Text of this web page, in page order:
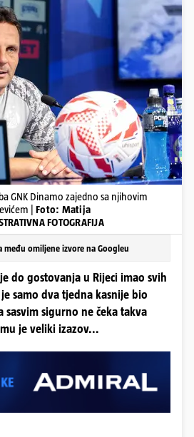
GNK Dinamo zajedno sa njihovim
| Foto: Matija
FOTOGRAFIJA
među omiljene izvore na Googleu
do gostovanja u Rijeci imao svih
samo dva tjedna kasnije bio
sasvim sigurno ne čeka takva
je veliki izazov...